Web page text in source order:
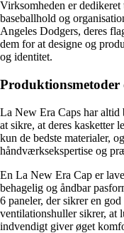
Virksomheden er dedikeret
baseballhold og
Angeles Dodgers, deres
dem for at designe og
og identitet.
Produktionsmetoder
La New Era Caps har altid
at sikre, at deres kasketter
kun de bedste materialer,
håndværksekspertise og
En La New Era Cap er
behagelig og åndbar
6 paneler, der sikrer en
ventilationshuller sikrer, at
indvendigt giver øget